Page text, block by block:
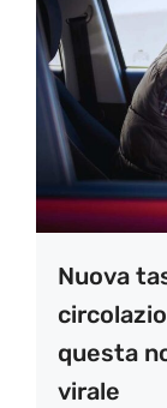
Nuova
questa
virale